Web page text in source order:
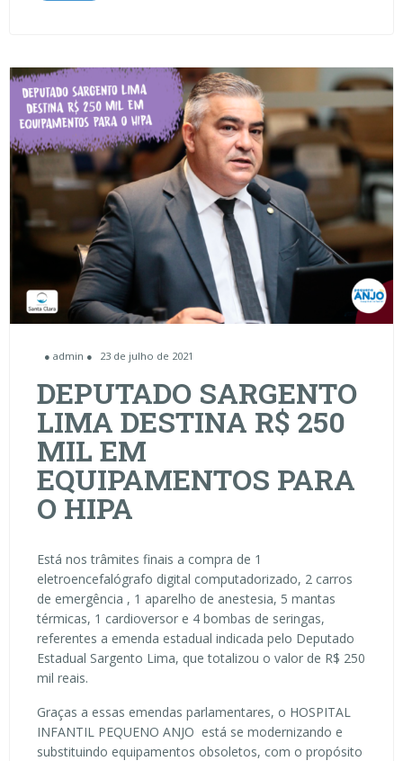
● admin ● 23 de julho de 2021
DEPUTADO SARGENTO
LIMA DESTINA R$ 250
MIL EM
EQUIPAMENTOS PARA
O HIPA
Está nos trâmites finais a compra de 1
eletroencefalógrafo digital computadorizado, 2 carros
de emergência , 1 aparelho de anestesia, 5 mantas
térmicas, 1 cardioversor e 4 bombas de seringas,
referentes a emenda estadual indicada pelo Deputado
Estadual Sargento Lima, que totalizou o valor de R$ 250
mil reais.
Graças a essas emendas parlamentares, o HOSPITAL
INFANTIL PEQUENO ANJO está se modernizando e
substituindo equipamentos obsoletos, com o propósito